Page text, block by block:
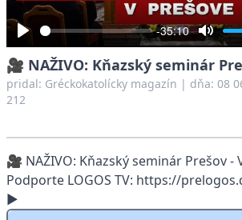
Play
-35:10
Mute
🎥 NAŽIVO: Kňazský seminár
pridal: Gréckokatolícky magazín | dňa: 08
212
🎥 NAŽIVO: Kňazský seminár Prešov -
Podporte LOGOS TV: https://
►